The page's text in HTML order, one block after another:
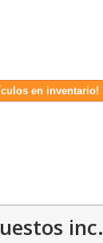
en inventario!
inc.